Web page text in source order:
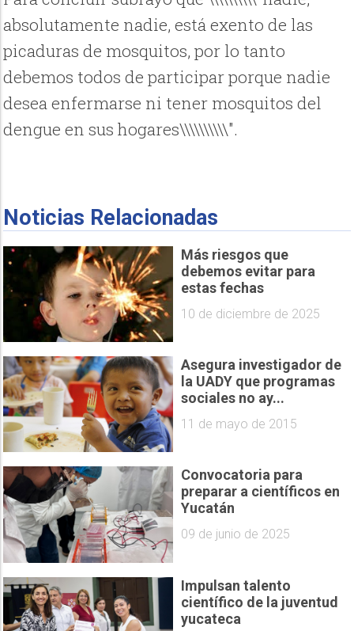
absolutamente nadie, está exento de las
picaduras de mosquitos, por lo tanto
debemos todos de participar porque nadie
desea enfermarse ni tener mosquitos del
dengue en sus hogares\\\\\\\\\\".
Noticias Relacionadas
Más riesgos que
debemos evitar para
estas fechas
10 de diciembre de 2025
Asegura investigador de
la UADY que programas
sociales no ay...
11 de mayo de 2015
Convocatoria para
preparar a científicos en
Yucatán
09 de junio de 2025
Impulsan talento
científico de la juventud
yucateca